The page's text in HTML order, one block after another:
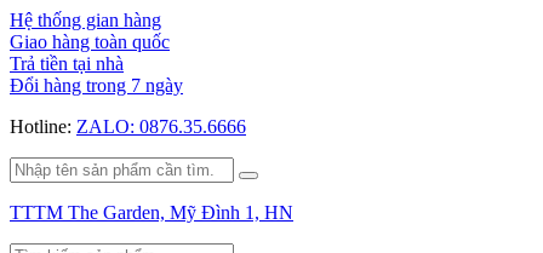
Hệ thống gian hàng
Giao hàng toàn quốc
Trả tiền tại nhà
Đổi hàng trong 7 ngày
Hotline: ZALO: 0876.35.6666
TTTM The Garden, Mỹ Đình 1, HN